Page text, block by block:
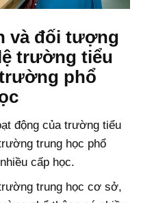
và đối tượng
trường tiểu
trường phổ
động của trường tiểu
trung học phổ
cấp học.
trung học cơ sở,